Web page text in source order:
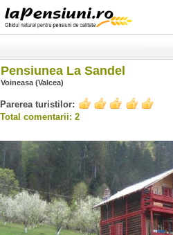
Pensiunea La Sandel
Voineasa (Valcea)
Parerea turistilor:
Total comentarii: 2